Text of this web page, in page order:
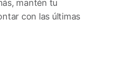
mantén tu
con las últimas